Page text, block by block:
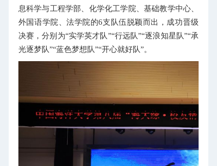
息科学与工程学部、化学化工学院、基础教学中心、
外国语学院、法学院的6支队伍脱颖而出，成功晋级
决赛，分别为“实学英才队”“行远队”“逐浪知星队”“承
光逐梦队”“蓝色梦想队”“开心就好队”。